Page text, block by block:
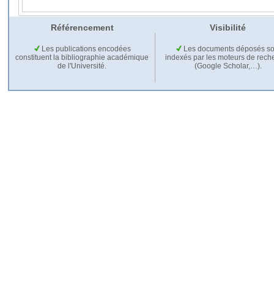
Référencement Visibilité
Les publications encodées
constituent la bibliographie académique
de l'Université.
Les documents déposés
indexés par les moteurs de
(Google Scholar,…).